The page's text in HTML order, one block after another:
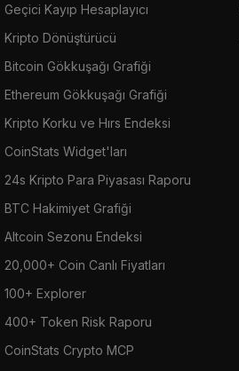
Geçici Kayıp Hesaplayıcı
Kripto Dönüştürücü
Bitcoin Gökkuşağı Grafiği
Ethereum Gökkuşağı Grafiği
Kripto Korku ve Hırs Endeksi
CoinStats Widget'ları
24s Kripto Para Piyasası Raporu
BTC Hakimiyet Grafiği
Altcoin Sezonu Endeksi
20,000+ Coin Canlı Fiyatları
100+ Explorer
400+ Token Risk Raporu
CoinStats Crypto MCP